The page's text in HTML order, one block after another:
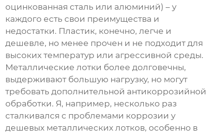
оцинкованная сталь или алюминий) – у
каждого есть свои преимущества и
недостатки. Пластик, конечно, легче и
дешевле, но менее прочен и не подходит для
высоких температур или агрессивной среды.
Металлические лотки более долговечны,
выдерживают большую нагрузку, но могут
требовать дополнительной антикоррозийной
обработки. Я, например, несколько раз
сталкивался с проблемами коррозии у
дешевых металлических лотков, особенно в